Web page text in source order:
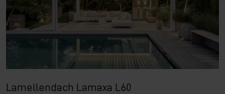
Lamellendach Lamaxa L60